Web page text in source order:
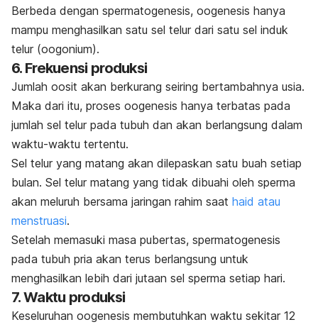
Berbeda dengan spermatogenesis, oogenesis hanya
mampu menghasilkan satu sel telur dari satu sel induk
telur (oogonium).
6. Frekuensi produksi
Jumlah oosit akan berkurang seiring bertambahnya usia.
Maka dari itu, proses oogenesis hanya terbatas pada
jumlah sel telur pada tubuh dan akan berlangsung dalam
waktu-waktu tertentu.
Sel telur yang matang akan dilepaskan satu buah setiap
bulan. Sel telur matang yang tidak dibuahi oleh sperma
akan meluruh bersama jaringan rahim saat haid atau
menstruasi.
Setelah memasuki masa pubertas, spermatogenesis
pada tubuh pria akan terus berlangsung untuk
menghasilkan lebih dari jutaan sel sperma setiap hari.
7. Waktu produksi
Keseluruhan oogenesis membutuhkan waktu sekitar 12